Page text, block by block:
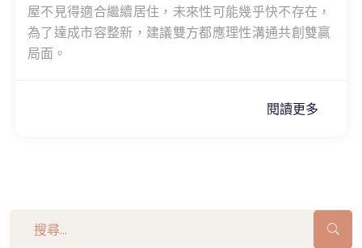
屋不見得適合繼續居住，未來性可能幾乎快不存在，
為了達成市容整新，建議雙方都應理性溝通共創雙贏
局面。
閱讀更多